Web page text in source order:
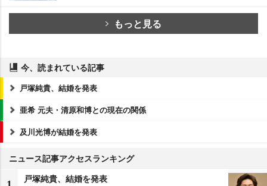
もっと見る
今、読まれている記事
戸塚純貴、結婚を発表
亜希 元夫・清原和博との現在の関係
及川光博が結婚を発表
ニュース記事アクセスランキング
戸塚純貴、結婚を発表